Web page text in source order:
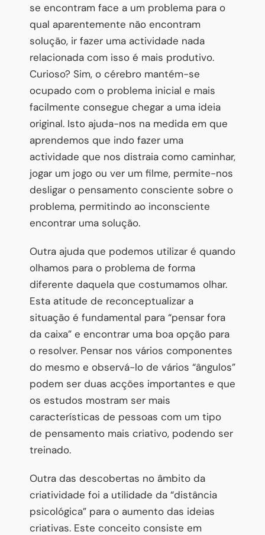
se encontram face a um problema para o
qual aparentemente não encontram
solução, ir fazer uma actividade nada
relacionada com isso é mais produtivo.
Curioso? Sim, o cérebro mantém-se
ocupado com o problema inicial e mais
facilmente consegue chegar a uma ideia
original. Isto ajuda-nos na medida em que
aprendemos que indo fazer uma
actividade que nos distraia como caminhar,
jogar um jogo ou ver um filme, permite-nos
desligar o pensamento consciente sobre o
problema, permitindo ao inconsciente
encontrar uma solução.
Outra ajuda que podemos utilizar é quando
olhamos para o problema de forma
diferente daquela que costumamos olhar.
Esta atitude de reconceptualizar a
situação é fundamental para “pensar fora
da caixa” e encontrar uma boa opção para
o resolver. Pensar nos vários componentes
do mesmo e observá-lo de vários “ângulos”
podem ser duas acções importantes e que
os estudos mostram ser mais
características de pessoas com um tipo
de pensamento mais criativo, podendo ser
treinado.
Outra das descobertas no âmbito da
criatividade foi a utilidade da “distância
psicológica” para o aumento das ideias
criativas. Este conceito consiste em